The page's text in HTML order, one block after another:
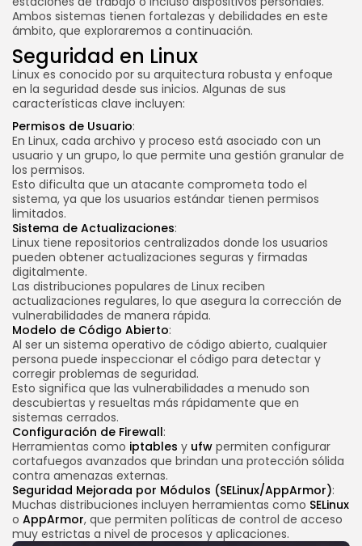
Ambos sistemas tienen fortalezas y debilidades en este
ámbito, que exploraremos a continuación.
Seguridad en Linux
Linux es conocido por su arquitectura robusta y enfoque
en la seguridad desde sus inicios. Algunas de sus
características clave incluyen:
Permisos de Usuario:
En Linux, cada archivo y proceso está asociado con un
usuario y un grupo, lo que permite una gestión granular de
los permisos.
Esto dificulta que un atacante comprometa todo el
sistema, ya que los usuarios estándar tienen permisos
limitados.
Sistema de Actualizaciones:
Linux tiene repositorios centralizados donde los usuarios
pueden obtener actualizaciones seguras y firmadas
digitalmente.
Las distribuciones populares de Linux reciben
actualizaciones regulares, lo que asegura la corrección de
vulnerabilidades de manera rápida.
Modelo de Código Abierto:
Al ser un sistema operativo de código abierto, cualquier
persona puede inspeccionar el código para detectar y
corregir problemas de seguridad.
Esto significa que las vulnerabilidades a menudo son
descubiertas y resueltas más rápidamente que en
sistemas cerrados.
Configuración de Firewall:
Herramientas como iptables y ufw permiten configurar
cortafuegos avanzados que brindan una protección sólida
contra amenazas externas.
Seguridad Mejorada por Módulos (SELinux/AppArmor):
Muchas distribuciones incluyen herramientas como SELinux
o AppArmor, que permiten políticas de control de acceso
muy estrictas a nivel de procesos y aplicaciones.